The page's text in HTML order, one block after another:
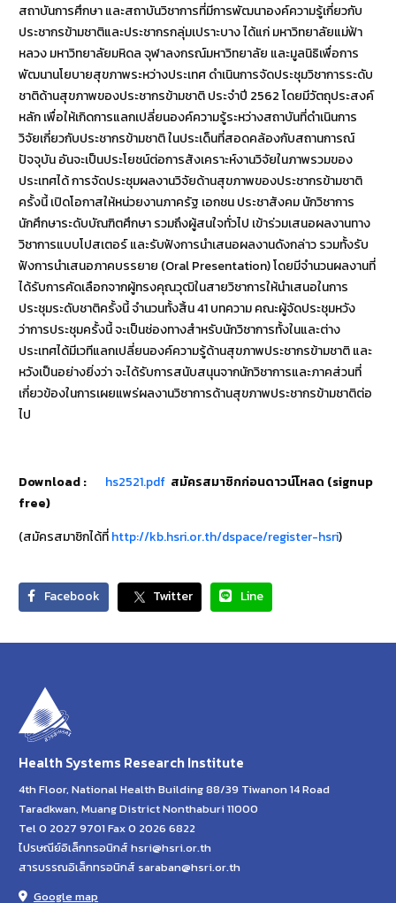
สถาบันการศึกษา และสถาบันวิชาการที่มีการพัฒนาองค์ความรู้เกี่ยวกับ
ประชากรข้ามชาติและประชากรกลุ่มเปราะบาง ได้แก่ มหาวิทยาลัยแม่ฟ้า
หลวง มหาวิทยาลัยมหิดล จุฬาลงกรณ์มหาวิทยาลัย และมูลนิธิเพื่อการ
พัฒนานโยบายสุขภาพระหว่างประเทศ ดำเนินการจัดประชุมวิชาการระดับ
ชาติด้านสุขภาพของประชากรข้ามชาติ ประจำปี 2562 โดยมีวัตถุประสงค์
หลัก เพื่อให้เกิดการแลกเปลี่ยนองค์ความรู้ระหว่างสถาบันที่ดำเนินการ
วิจัยเกี่ยวกับประชากรข้ามชาติ ในประเด็นที่สอดคล้องกับสถานการณ์
ปัจจุบัน อันจะเป็นประโยชน์ต่อการสังเคราะห์งานวิจัยในภาพรวมของ
ประเทศได้ การจัดประชุมผลงานวิจัยด้านสุขภาพของประชากรข้ามชาติ
ครั้งนี้ เปิดโอกาสให้หน่วยงานภาครัฐ เอกชน ประชาสังคม นักวิชาการ
นักศึกษาระดับบัณฑิตศึกษา รวมถึงผู้สนใจทั่วไป เข้าร่วมเสนอผลงานทาง
วิชาการแบบโปสเตอร์ และรับฟังการนำเสนอผลงานดังกล่าว รวมทั้งรับ
ฟังการนำเสนอภาคบรรยาย (Oral Presentation) โดยมีจำนวนผลงานที่
ได้รับการคัดเลือกจากผู้ทรงคุณวุฒิในสายวิชาการให้นำเสนอในการ
ประชุมระดับชาติครั้งนี้ จำนวนทั้งสิ้น 41 บทความ คณะผู้จัดประชุมหวัง
ว่าการประชุมครั้งนี้ จะเป็นช่องทางสำหรับนักวิชาการทั้งในและต่าง
ประเทศได้มีเวทีแลกเปลี่ยนองค์ความรู้ด้านสุขภาพประชากรข้ามชาติ และ
หวังเป็นอย่างยิ่งว่า จะได้รับการสนับสนุนจากนักวิชาการและภาคส่วนที่
เกี่ยวข้องในการเผยแพร่ผลงานวิชาการด้านสุขภาพประชากรข้ามชาติต่อ
ไป
Download : hs2521.pdf สมัครสมาชิกก่อนดาวน์โหลด (signup
free)
(สมัครสมาชิกได้ที่http://kb.hsri.or.th/dspace/register-hsri)
Facebook Twitter Line
Health Systems Research Institute
4th Floor, National Health Building 88/39 Tiwanon 14 Road
Taradkwan, Muang District Nonthaburi 11000
Tel 0 2027 9701 Fax 0 2026 6822
ไปรษณีย์อิเล็กทรอนิกส์ hsri@hsri.or.th
สารบรรณอิเล็กทรอนิกส์ saraban@hsri.or.th
Google map